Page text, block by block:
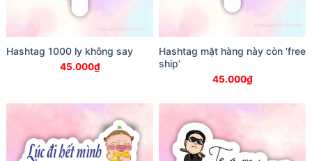
Hashtag 1000 ly không say
45.000₫
Hashtag mặt hàng này còn ‘free
ship’
45.000₫